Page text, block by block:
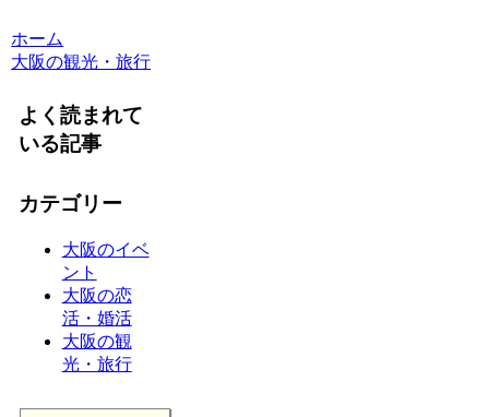
ホーム
大阪の観光・旅行
よく読まれて
いる記事
カテゴリー
大阪のイベ
ント
大阪の恋
活・婚活
大阪の観
光・旅行